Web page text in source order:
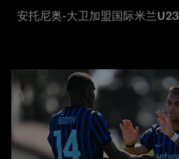
安托尼奥-大卫加盟国际米兰U23